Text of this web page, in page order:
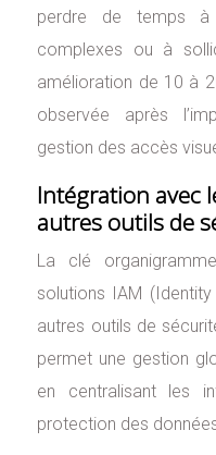
perdre de temps à
complexes ou à
amélioration de 10 à
observée après
gestion des accès
Intégration avec
autres outils de
La clé
solutions IAM
autres outils de
permet une gestion
en centralisant les
protection des